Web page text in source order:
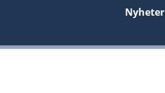
Nyheter